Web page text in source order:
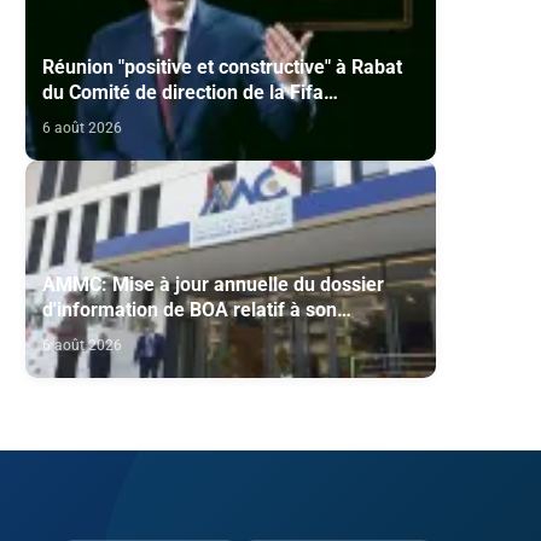
Réunion "positive et constructive" à Rabat
du Comité de direction de la Fifa
(communiqué)
6 août 2026
AMMC: Mise à jour annuelle du dossier
d'information de BOA relatif à son
programme d'émission de certificats de
dépôt
6 août 2026